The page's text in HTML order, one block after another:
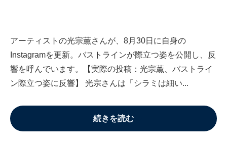
アーティストの光宗薫さんが、8月30日に自身の
Instagramを更新。バストラインが際立つ姿を公開し、反
響を呼んでいます。【実際の投稿：光宗薫、バストライ
ン際立つ姿に反響】 光宗さんは「シラミは細い...
続きを読む